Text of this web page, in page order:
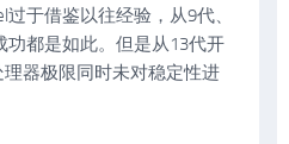
过于借鉴以往经验，从9代、
功都是如此。但是从13代开
器极限同时未对稳定性进